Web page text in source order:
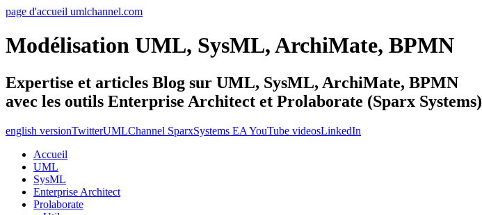
page d'accueil umlchannel.com
Modélisation UML, SysML, ArchiMate, BPMN
Expertise et articles Blog sur UML, SysML, ArchiMate, BPMN
avec les outils Enterprise Architect et Prolaborate (Sparx Systems)
english versionTwitterUMLChannel SparxSystems EA YouTube videosLinkedIn
Accueil
UML
SysML
Enterprise Architect
Prolaborate